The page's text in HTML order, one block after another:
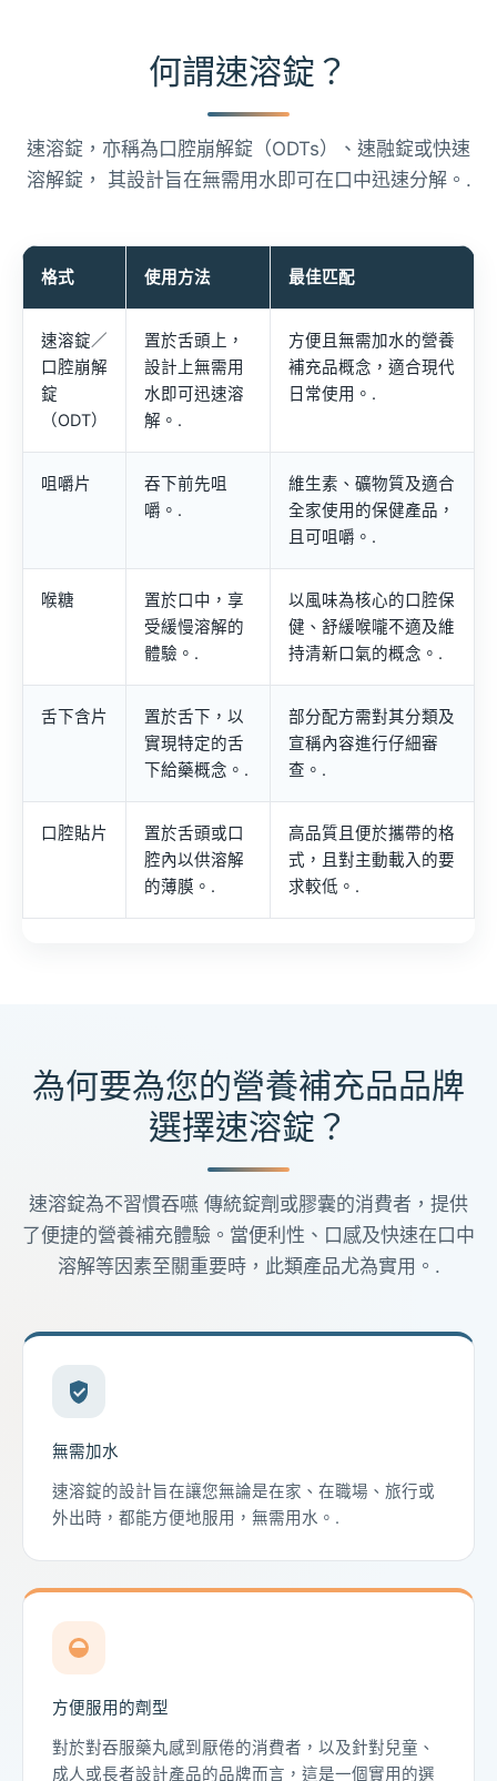
何謂速溶錠？
速溶錠，亦稱為口腔崩解錠（ODTs）、速融錠或快速
溶解錠， 其設計旨在無需用水即可在口中迅速分解。.
格式 使用方法 最佳匹配
速溶錠／
口腔崩解
錠
（ODT）
置於舌頭上，
設計上無需用
水即可迅速溶
解。.
方便且無需加水的營養
補充品概念，適合現代
日常使用。.
咀嚼片
吞下前先咀
嚼。.
維生素、礦物質及適合
全家使用的保健產品，
且可咀嚼。.
喉糖
置於口中，享
受緩慢溶解的
體驗。.
以風味為核心的口腔保
健、舒緩喉嚨不適及維
持清新口氣的概念。.
舌下含片
置於舌下，以
實現特定的舌
下給藥概念。.
部分配方需對其分類及
宣稱內容進行仔細審
查。.
口腔貼片
置於舌頭或口
腔內以供溶解
的薄膜。.
高品質且便於攜帶的格
式，且對主動載入的要
求較低。.
為何要為您的營養補充品品牌
選擇速溶錠？
速溶錠為不習慣吞嚥 傳統錠劑或膠囊的消費者，提供
了便捷的營養補充體驗。當便利性、口感及快速在口中
溶解等因素至關重要時，此類產品尤為實用。.
無需加水
速溶錠的設計旨在讓您無論是在家、在職場、旅行或
外出時，都能方便地服用，無需用水。.
方便服用的劑型
對於對吞服藥丸感到厭倦的消費者，以及針對兒童、
成人或長者設計產品的品牌而言，這是一個實用的選